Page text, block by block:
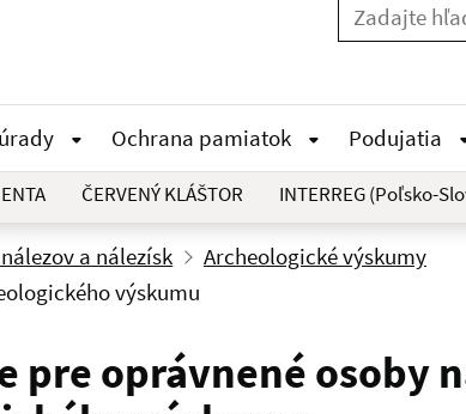
Ochrana pamiatok Podujatia
ČERVENÝ KLÁŠTOR INTERREG (Poľsko-
a nálezísk
Archeologické výskumy
výskumu
pre oprávnené osoby